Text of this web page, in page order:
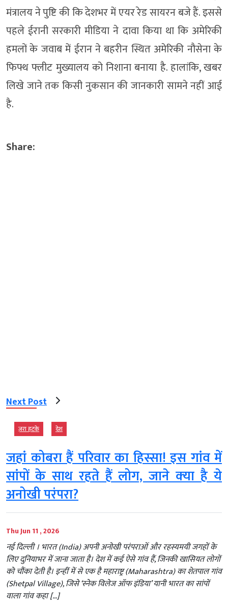
मंत्रालय ने पुष्टि की कि देशभर में एयर रेड सायरन बजे हैं. इससे
पहले ईरानी सरकारी मीडिया ने दावा किया था कि अमेरिकी
हमलों के जवाब में ईरान ने बहरीन स्थित अमेरिकी नौसेना के
फिफ्थ फ्लीट मुख्यालय को निशाना बनाया है. हालांकि, खबर
लिखे जाने तक किसी नुकसान की जानकारी सामने नहीं आई
है.
Share:
Next Post
ज़रा हटके देश
जहां कोबरा हैं परिवार का हिस्सा! इस गांव में
सांपों के साथ रहते हैं लोग, जाने क्‍या है ये
अनोखी परंपरा?
Thu Jun 11 , 2026
नई दिल्‍ली । भारत (India) अपनी अनोखी परंपराओं और रहस्यमयी जगहों के
लिए दुनियाभर में जाना जाता है। देश में कई ऐसे गांव हैं, जिनकी खासियत लोगों
को चौंका देती है। इन्हीं में से एक है महाराष्ट्र (Maharashtra) का शेतपाल गांव
(Shetpal Village), जिसे ‘स्नेक विलेज ऑफ इंडिया’ यानी भारत का सांपों
वाला गांव कहा […]